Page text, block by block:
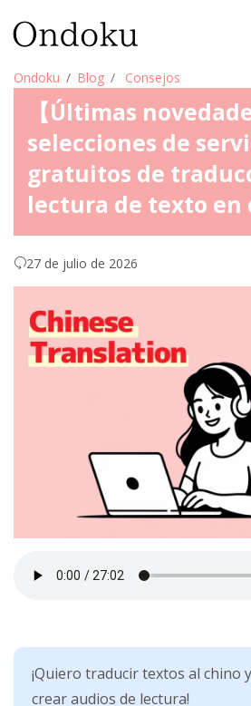
Ondoku Blog Consejos
【Últimas
selecciones de
gratuitos de
lectura de texto en
27 de julio de 2026
¡Quiero traducir textos al chino y
crear audios de lectura!